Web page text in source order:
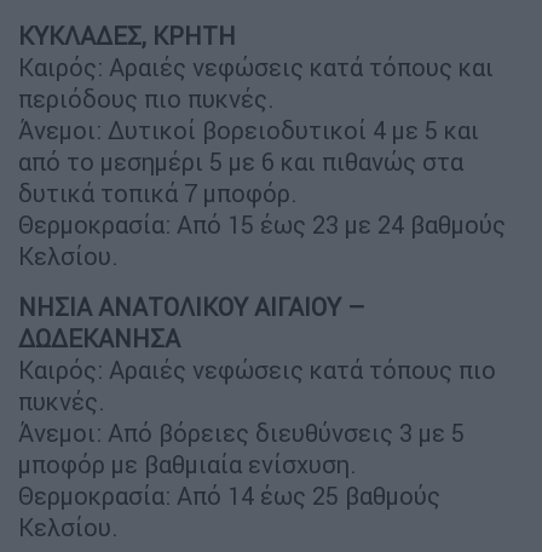
ΚΥΚΛΑΔΕΣ, ΚΡΗΤΗ
Καιρός: Αραιές νεφώσεις κατά τόπους και
περιόδους πιο πυκνές.
Άνεμοι: Δυτικοί βορειοδυτικοί 4 με 5 και
από το μεσημέρι 5 με 6 και πιθανώς στα
δυτικά τοπικά 7 μποφόρ.
Θερμοκρασία: Από 15 έως 23 με 24 βαθμούς
Κελσίου.
ΝΗΣΙΑ ΑΝΑΤΟΛΙΚΟΥ ΑΙΓΑΙΟΥ –
ΔΩΔΕΚΑΝΗΣΑ
Καιρός: Αραιές νεφώσεις κατά τόπους πιο
πυκνές.
Άνεμοι: Από βόρειες διευθύνσεις 3 με 5
μποφόρ με βαθμιαία ενίσχυση.
Θερμοκρασία: Από 14 έως 25 βαθμούς
Κελσίου.